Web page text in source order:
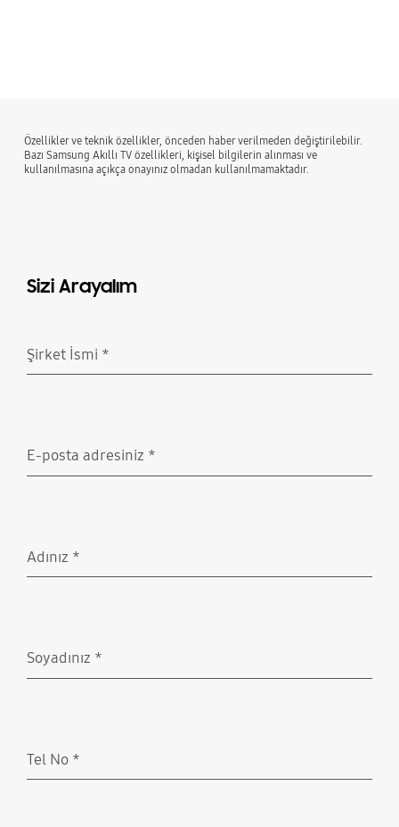
Özellikler ve teknik özellikler, önceden haber verilmeden değiştirilebilir.
Bazı Samsung Akıllı TV özellikleri, kişisel bilgilerin alınması ve
kullanılmasına açıkça onayınız olmadan kullanılmamaktadır.
Sizi Arayalım
Şirket İsmi *
E-posta adresiniz *
Adınız *
Soyadınız *
Tel No *